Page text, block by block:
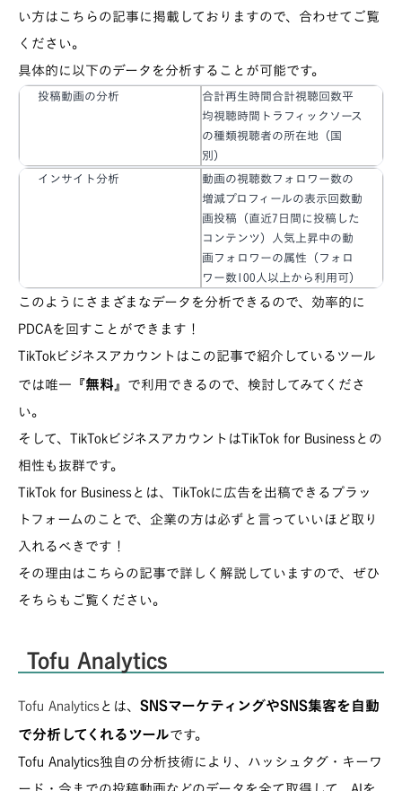
い方はこちらの記事に掲載しておりますので、合わせてご覧
ください。
具体的に以下のデータを分析することが可能です。
投稿動画の分析
合計再生時間合計視聴回数平
均視聴時間トラフィックソース
の種類視聴者の所在地（国
別）
インサイト分析
動画の視聴数フォロワー数の
増減プロフィールの表示回数動
画投稿（直近7日間に投稿した
コンテンツ）人気上昇中の動
画フォロワーの属性（フォロ
ワー数100人以上から利用可）
このようにさまざまなデータを分析できるので、効率的に
PDCAを回すことができます！
TikTokビジネスアカウントはこの記事で紹介しているツール
では唯一『無料』で利用できるので、検討してみてくださ
い。
そして、TikTokビジネスアカウントはTikTok for Businessとの
相性も抜群です。
TikTok for Businessとは、TikTokに広告を出稿できるプラッ
トフォームのことで、企業の方は必ずと言っていいほど取り
入れるべきです！
その理由はこちらの記事で詳しく解説していますので、ぜひ
そちらもご覧ください。
Tofu Analytics
Tofu Analyticsとは、 SNSマーケティングやSNS集客を自動
で分析してくれるツールです。
Tofu Analytics独自の分析技術により、ハッシュタグ・キーワ